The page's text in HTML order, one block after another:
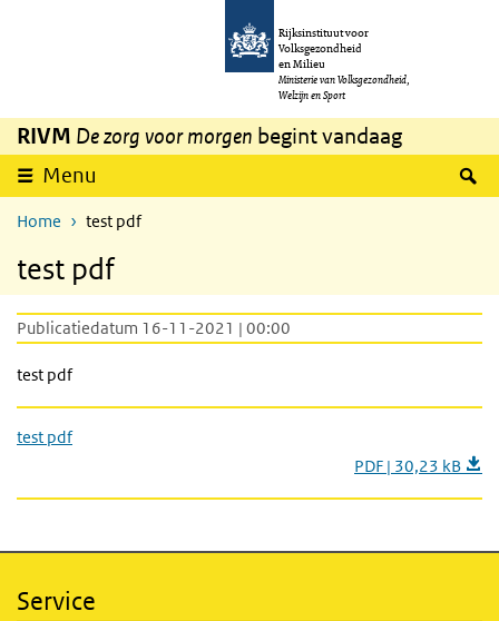
Overslaan en naar de inhoud gaan
Rijksinstituut voor
Volksgezondheid
en Milieu
Ministerie van Volksgezondheid,
Welzijn en Sport
RIVM De zorg voor morgen begint vandaag
Menu
Home test pdf
test pdf
Publicatiedatum 16-11-2021 | 00:00
test pdf
test pdf
PDF | 30,23 kB
Service